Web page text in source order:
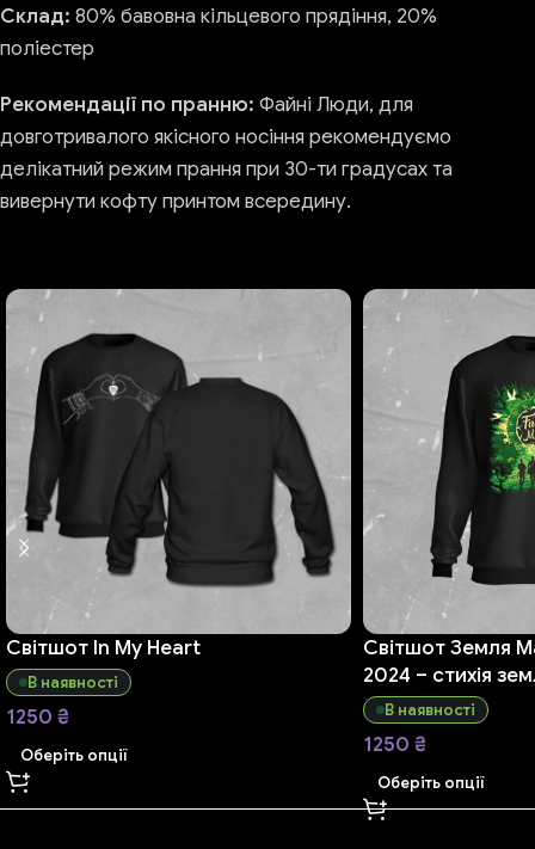
Склад: 80% бавовна кільцевого прядіння, 20%
поліестер
Рекомендації по пранню: Файні Люди, для
довготривалого якісного носіння рекомендуємо
делікатний режим прання при 30-ти градусах та
вивернути кофту принтом всередину.
Світшот In My Heart
В наявності
1250 ₴
Оберіть опції
Світшот Земля
2024 – стихія
В наявності
1250 ₴
Оберіть опції